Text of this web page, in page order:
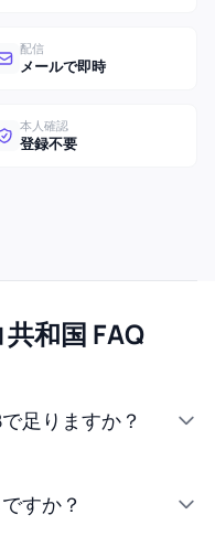
配信
メールで即時
本人確認
登録不要
和国 FAQ
足りますか？
すか？